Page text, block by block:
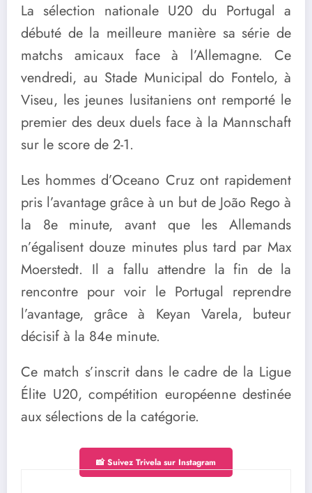
La sélection nationale U20 du Portugal a
débuté de la meilleure manière sa série de
matchs amicaux face à l’Allemagne. Ce
vendredi, au Stade Municipal do Fontelo, à
Viseu, les jeunes lusitaniens ont remporté le
premier des deux duels face à la Mannschaft
sur le score de 2-1.
Les hommes d’Oceano Cruz ont rapidement
pris l’avantage grâce à un but de João Rego à
la 8e minute, avant que les Allemands
n’égalisent douze minutes plus tard par Max
Moerstedt. Il a fallu attendre la fin de la
rencontre pour voir le Portugal reprendre
l’avantage, grâce à Keyan Varela, buteur
décisif à la 84e minute.
Ce match s’inscrit dans le cadre de la Ligue
Élite U20, compétition européenne destinée
aux sélections de la catégorie.
📸 Suivez Trivela sur Instagram